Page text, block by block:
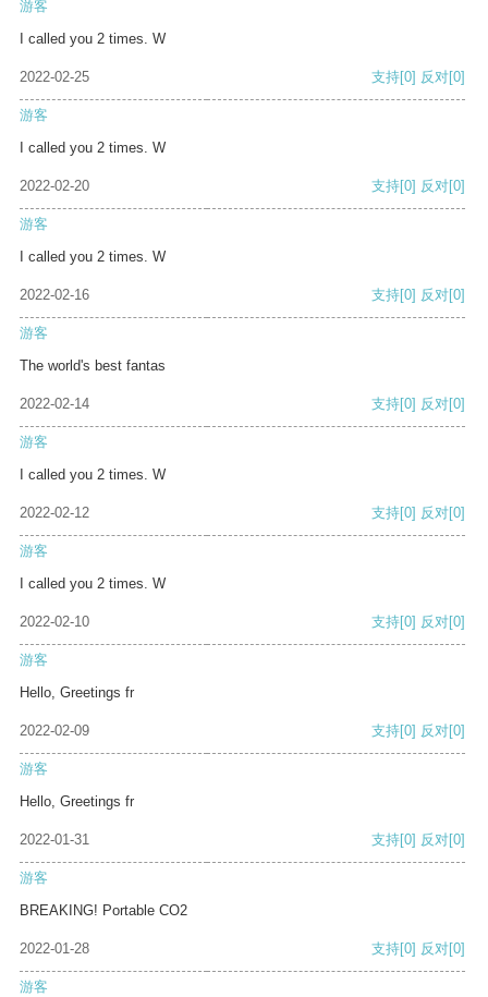
游客
I called you 2 times. W
2022-02-25 支持[0] 反对[0]
游客
I called you 2 times. W
2022-02-20 支持[0] 反对[0]
游客
I called you 2 times. W
2022-02-16 支持[0] 反对[0]
游客
The world's best fantas
2022-02-14 支持[0] 反对[0]
游客
I called you 2 times. W
2022-02-12 支持[0] 反对[0]
游客
I called you 2 times. W
2022-02-10 支持[0] 反对[0]
游客
Hello, Greetings fr
2022-02-09 支持[0] 反对[0]
游客
Hello, Greetings fr
2022-01-31 支持[0] 反对[0]
游客
BREAKING! Portable CO2
2022-01-28 支持[0] 反对[0]
游客